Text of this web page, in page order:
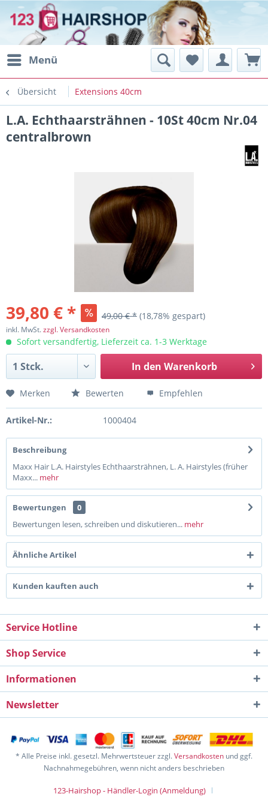
Menü
Übersicht Extensions 40cm
L.A. Echthaarsträhnen - 10St 40cm Nr.04
centralbrown
39,80 € * 49,00 € * (18,78% gespart)
inkl. MwSt.zzgl. Versandkosten
Sofort versandfertig, Lieferzeit ca. 1-3 Werktage
In den Warenkorb
Merken Bewerten Empfehlen
Artikel-Nr.: 1000404
Beschreibung
Maxx Hair L.A. Hairstyles Echthaarsträhnen, L. A. Hairstyles (früher
Maxx... mehr
Bewertungen
0
Bewertungen lesen, schreiben und diskutieren... mehr
Ähnliche Artikel
Kunden kauften auch
Service Hotline
Shop Service
Informationen
Newsletter
* Alle Preise inkl. gesetzl. Mehrwertsteuer zzgl.Versandkosten und ggf.
Nachnahmegebühren, wenn nicht anders beschrieben
123-Hairshop - Händler-Login (Anmeldung)